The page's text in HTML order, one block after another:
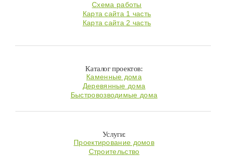
Схема работы
Карта сайта 1 часть
Карта сайта 2 часть
Каталог проектов:
Каменные дома
Деревянные дома
Быстровозводимые дома
Услуги:
Проектирование домов
Строительство